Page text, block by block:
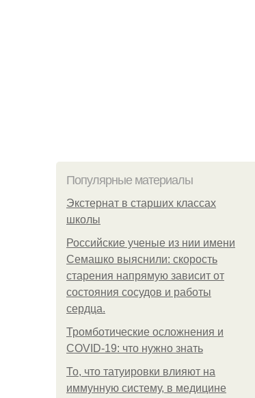
Популярные материалы
Экстернат в старших классах
школы
Российские ученые из нии имени
Семашко выяснили: скорость
старения напрямую зависит от
состояния сосудов и работы
сердца.
Тромботические осложнения и
COVID-19: что нужно знать
То, что татуировки влияют на
иммунную систему, в медицине